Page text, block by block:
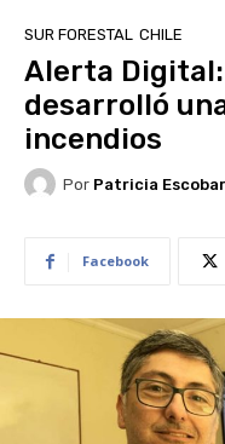
SUR FORESTAL CHILE
Alerta Digital:
desarrolló
incendios
Por Patricia Escobar
Facebook